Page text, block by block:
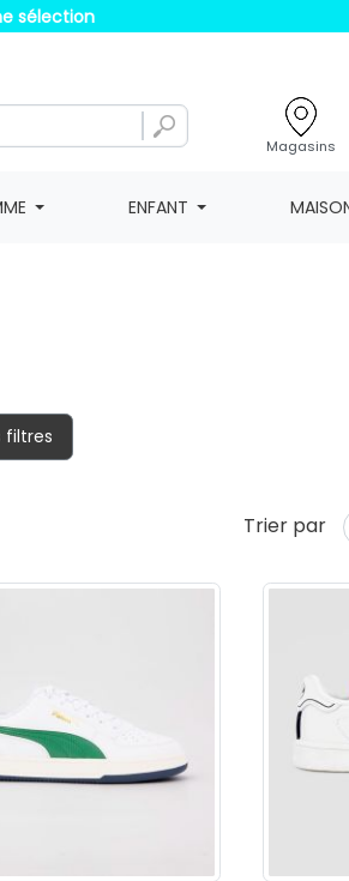
sélection
Magasins
ENFANT
filtres
Trier par